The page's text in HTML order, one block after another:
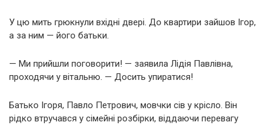
У цю мить грюкнули вхідні двері. До квартири зайшов Ігор,
а за ним — його батьки.
— Ми прийшли поговорити! — заявила Лідія Павлівна,
проходячи у вітальню. — Досить упиратися!
Батько Ігоря, Павло Петрович, мовчки сів у крісло. Він
рідко втручався у сімейні розбірки, віддаючи перевагу